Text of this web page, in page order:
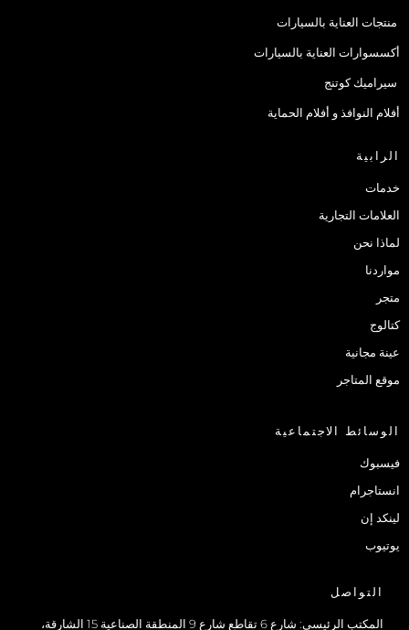
منتجات العناية بالسيارات
أكسسوارات العناية بالسيارات
سيراميك كوتنج
أفلام النوافذ و أفلام الحماية
الرابية
خدمات
العلامات التجارية
لماذا نحن
مواردنا
متجر
كتالوج
عينة مجانية
موقع المتاجر
الوسائط الاجتماعية
فيسبوك
انستاجرام
لينكد إن
يوتيوب
التواصل
المكتب الرئيسي: شارع 6 تقاطع شارع 9 المنطقة الصناعية 15 الشارقة،